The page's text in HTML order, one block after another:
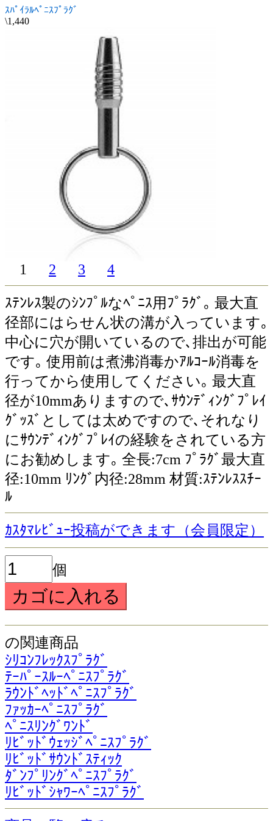
ｽﾊﾟｲﾗﾙﾍﾟﾆｽﾌﾟﾗｸﾞ
\1,440
1 2 3 4
ｽﾃﾝﾚｽ製のｼﾝﾌﾟﾙなﾍﾟﾆｽ用ﾌﾟﾗｸﾞ｡ 最大直
径部にはらせん状の溝が入っています｡
中心に穴が開いているので､排出が可能
です｡ 使用前は煮沸消毒かｱﾙｺｰﾙ消毒を
行ってから使用してください｡ 最大直
径が10mmありますので､ｻｳﾝﾃﾞｨﾝｸﾞﾌﾟﾚｲ
ｸﾞｯｽﾞとしては太めですので､それなり
にｻｳﾝﾃﾞｨﾝｸﾞﾌﾟﾚｲの経験をされている方
にお勧めします｡ 全長:7cm ﾌﾟﾗｸﾞ最大直
径:10mm ﾘﾝｸﾞ内径:28mm 材質:ｽﾃﾝﾚｽｽﾁｰ
ﾙ
ｶｽﾀﾏﾚﾋﾞｭｰ投稿ができます（会員限定）
個
の関連商品
ｼﾘｺﾝﾌﾚｯｸｽﾌﾟﾗｸﾞ
ﾃｰﾊﾟｰｽﾙｰﾍﾟﾆｽﾌﾟﾗｸﾞ
ﾗｳﾝﾄﾞﾍｯﾄﾞﾍﾟﾆｽﾌﾟﾗｸﾞ
ﾌｧｯｶｰﾍﾟﾆｽﾌﾟﾗｸﾞ
ﾍﾟﾆｽﾘﾝｸﾞﾜﾝﾄﾞ
ﾘﾋﾞｯﾄﾞｳｪｯｼﾞﾍﾟﾆｽﾌﾟﾗｸﾞ
ﾘﾋﾞｯﾄﾞｻｳﾝﾄﾞｽﾃｨｯｸ
ﾀﾞﾝﾌﾟﾘﾝｸﾞﾍﾟﾆｽﾌﾟﾗｸﾞ
ﾘﾋﾞｯﾄﾞｼｬﾜｰﾍﾟﾆｽﾌﾟﾗｸﾞ